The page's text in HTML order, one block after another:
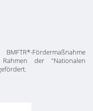
Fördermaßnahme
der "Nationalen